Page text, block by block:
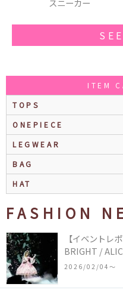
ITEM
TOPS
ONEPIECE
LEGWEAR
BAG
HAT
FASHION
【イベントレ
BRIGHT /
COLLECTION
2026/02/04〜